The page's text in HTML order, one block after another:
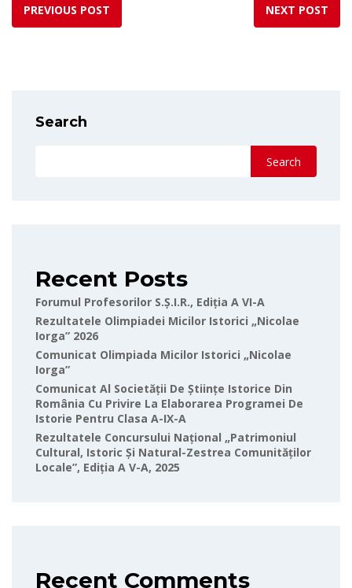
PREVIOUS POST NEXT POST
Search
Search
Recent Posts
Forumul Profesorilor S.Ș.I.R., Ediția A VI-A
Rezultatele Olimpiadei Micilor Istorici „Nicolae
Iorga” 2026
Comunicat Olimpiada Micilor Istorici „Nicolae
Iorga”
Comunicat Al Societății De Științe Istorice Din
România Cu Privire La Elaborarea Programei De
Istorie Pentru Clasa A-IX-A
Rezultatele Concursului Național „Patrimoniul
Cultural, Istoric Și Natural-Zestrea Comunităților
Locale”, Ediția A V-A, 2025
Recent Comments